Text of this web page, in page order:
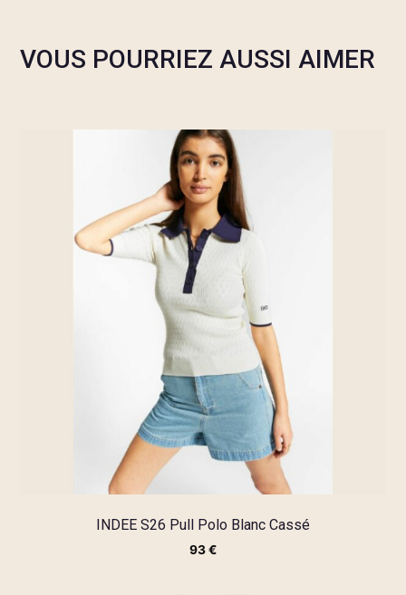
VOUS POURRIEZ AUSSI AIMER
INDEE S26 Pull Polo Blanc Cassé
93€